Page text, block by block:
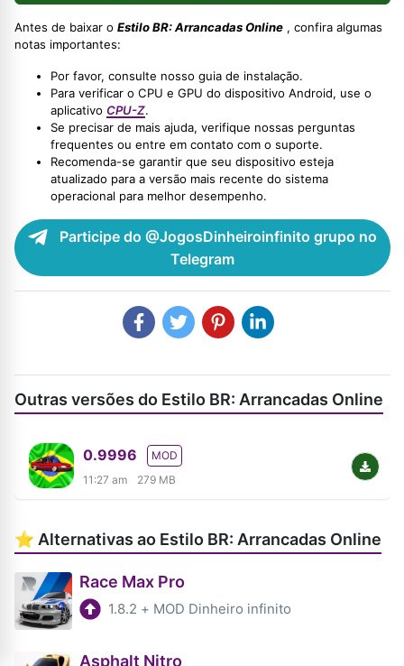
Antes de baixar o Estilo BR: Arrancadas Online, confira algumas
notas importantes:
Por favor, consulte nosso guia de instalação.
Para verificar o CPU e GPU do dispositivo Android, use o
aplicativo CPU-Z.
Se precisar de mais ajuda, verifique nossas perguntas
frequentes ou entre em contato com o suporte.
Recomenda-se garantir que seu dispositivo esteja
atualizado para a versão mais recente do sistema
operacional para melhor desempenho.
Participe do @JogosDinheiroinfinito grupo no
Telegram
Outras versões do Estilo BR: Arrancadas Online
0.9996
MOD
11:27 am
279 MB
⭐ Alternativas ao Estilo BR: Arrancadas Online
Race Max Pro
1.8.2 + MOD Dinheiro infinito
Asphalt Nitro